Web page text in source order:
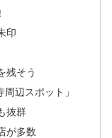
印
残そう
辺スポット」
抜群
が多数